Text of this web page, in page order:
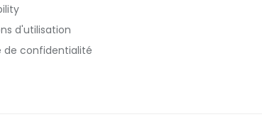
d'utilisation
de confidentialité